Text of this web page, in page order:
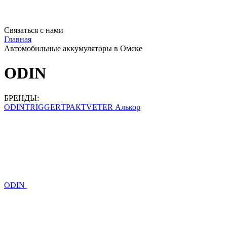
Связаться с нами
Главная
Автомобильные аккумуляторы в Омске
ODIN
БРЕНДЫ:
ODINTRIGGERТРАКТVETER Алькор
ODIN